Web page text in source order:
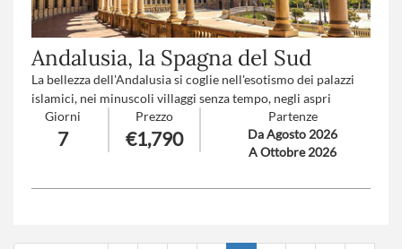
Andalusia, la Spagna del Sud
La bellezza dell'Andalusia si coglie nell'esotismo dei palazzi
islamici, nei minuscoli villaggi senza tempo, negli aspri
paesaggi montuosi: Terra di flamenco, fieste e tauromachia,
questa regione possiede un patrimonio d'origine tanto
spagnola quanto moresca.
Giorni
7
Prezzo
€1,790
Partenze
Da Agosto 2026
A Ottobre 2026